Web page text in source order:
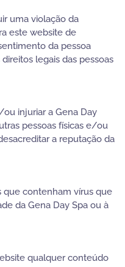
uma violação da
este website de
da pessoa
legais das pessoas
injuriar a Gena Day
pessoas físicas e/ou
a reputação da
que contenham vírus que
da Gena Day Spa ou à
qualquer conteúdo